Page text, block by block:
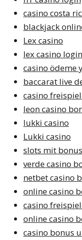
casino costa
blackjack
Lex casino
lex casino login
casino ödeme
baccarat live
casino
leon casino
lukki casino
Lukki casino
slots mit bonus
verde casino
netbet casino
online casino
casino
online casino
casino bonus